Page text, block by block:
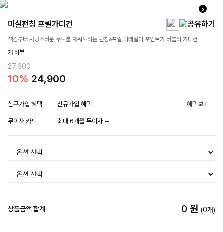
0
미실펀칭 프릴가디건
색감부터 사랑스러운 무드를 채워드리는 펀칭&프릴 디테일이 포인트가 러블리 가디건-
개 리뷰
27,600
10% 24,900
신규가입 혜택 신규가입 혜택 혜택보기
무이자 카드 최대 6개월 무이자
상품금액 합계 0 원 (0개)